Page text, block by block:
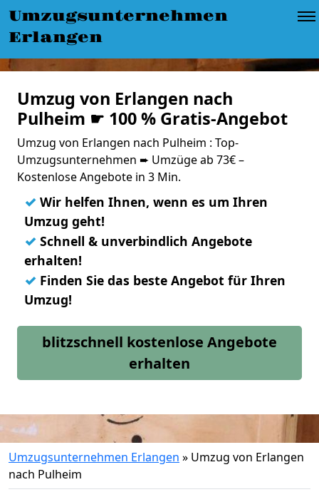
Umzugsunternehmen
Erlangen
Umzug von Erlangen nach
Pulheim ☛ 100 % Gratis-Angebot
Umzug von Erlangen nach Pulheim : Top-
Umzugsunternehmen ➨ Umzüge ab 73€ –
Kostenlose Angebote in 3 Min.
✓ Wir helfen Ihnen, wenn es um Ihren
Umzug geht!
✓ Schnell & unverbindlich Angebote
erhalten!
✓ Finden Sie das beste Angebot für Ihren
Umzug!
blitzschnell kostenlose Angebote
erhalten
Umzugsunternehmen Erlangen » Umzug von Erlangen
nach Pulheim